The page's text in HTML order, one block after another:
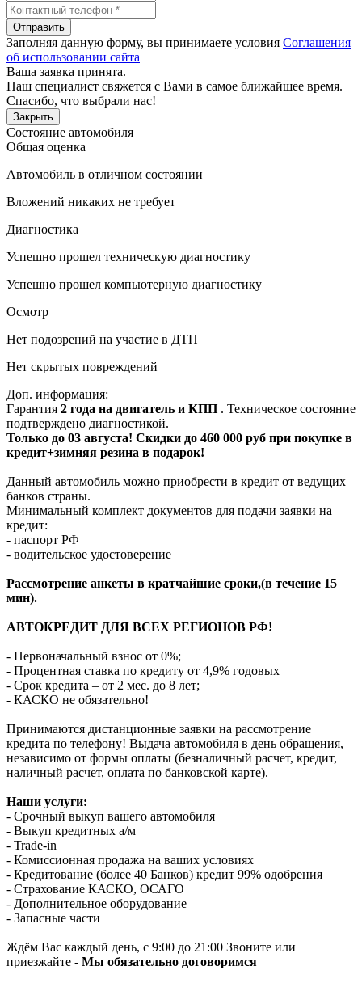
Отправить
Заполняя данную форму, вы принимаете условия Соглашения
об использовании сайта
Ваша заявка принята.
Наш специалист свяжется с Вами в самое ближайшее время.
Спасибо, что выбрали нас!
Закрыть
Состояние автомобиля
Общая оценка
Автомобиль в отличном состоянии
Вложений никаких не требует
Диагностика
Успешно прошел техническую диагностику
Успешно прошел компьютерную диагностику
Осмотр
Нет подозрений на участие в ДТП
Нет скрытых повреждений
Доп. информация:
Гарантия 2 года на двигатель и КПП . Техническое состояние
подтверждено диагностикой.
Только до 03 августа! Скидки до 460 000 руб при покупке в
кредит+зимняя резина в подарок!
Данный автомобиль можно приобрести в кредит от ведущих
банков страны.
Минимальный комплект документов для подачи заявки на
кредит:
- паспорт РФ
- водительское удостоверение
Рассмотрение анкеты в кратчайшие сроки,(в течение 15
мин).
АВТОКРЕДИТ ДЛЯ ВСЕХ РЕГИОНОВ РФ!
- Первоначальный взнос от 0%;
- Процентная ставка по кредиту от 4,9% годовых
- Срок кредита – от 2 мес. до 8 лет;
- КАСКО не обязательно!
Принимаются дистанционные заявки на рассмотрение
кредита по телефону! Выдача автомобиля в день обращения,
независимо от формы оплаты (безналичный расчет, кредит,
наличный расчет, оплата по банковской карте).
Наши услуги:
- Срочный выкуп вашего автомобиля
- Выкуп кредитных а/м
- Trade-in
- Комиссионная продажа на ваших условиях
- Кредитование (более 40 Банков) кредит 99% одобрения
- Страхование КАСКО, ОСАГО
- Дополнительное оборудование
- Запасные части
Ждём Вас каждый день, с 9:00 до 21:00 Звоните или
приезжайте - Мы обязательно договоримся